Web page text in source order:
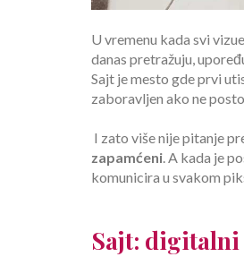
U vremenu kada svi
danas pretražuju,
Sajt je mesto gde prvi
zaboravljen ako ne
I zato više nije pitanje
zapamćeni . A kada je
komunicira u svakom
Sajt: digitalni